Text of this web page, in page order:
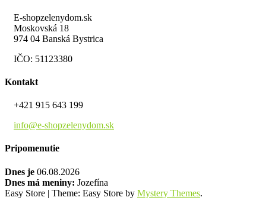
E-shopzelenydom.sk
Moskovská 18
974 04 Banská Bystrica
IČO: 51123380
Kontakt
+421 915 643 199
info@e-shopzelenydom.sk
Pripomenutie
Dnes je 06.08.2026
Dnes má meniny: Jozefína
Easy Store | Theme: Easy Store by Mystery Themes.